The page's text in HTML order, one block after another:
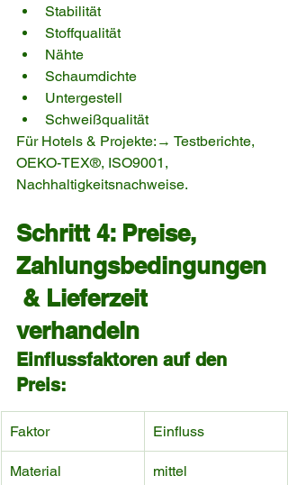
Stabilität
Stoffqualität
Nähte
Schaumdichte
Untergestell
Schweißqualität
Für Hotels & Projekte:→ Testberichte,
OEKO-TEX®, ISO9001,
Nachhaltigkeitsnachweise.
Schritt 4: Preise,
Zahlungsbedingungen
& Lieferzeit
verhandeln
Einflussfaktoren auf den
Preis:
Faktor Einfluss
Material mittel